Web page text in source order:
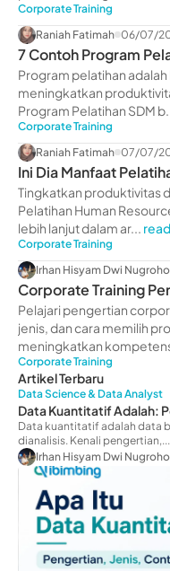
Corporate Training
Raniah Fatimah 06/07/
7 Contoh Program
Program pelatihan
meningkatkan
Program Pelatihan SDM
Corporate Training
Raniah Fatimah 07/07/
Ini Dia Manfaat
Perusahaan
Tingkatkan produktivitas
Pelatihan Human
lebih lanjut dalam ar...
Corporate Training
Irhan Hisyam Dwi Nugroho
Corporate Training
Manfaat
Pelajari pengertian
jenis, dan cara memilih
meningkatkan
Corporate Training
Artikel Terbaru
Data Science & Data Analyst
Data Kuantitatif Adalah:
Data kuantitatif adalah data
dianalisis. Kenali pengertian,...
Irhan Hisyam Dwi Nugroho